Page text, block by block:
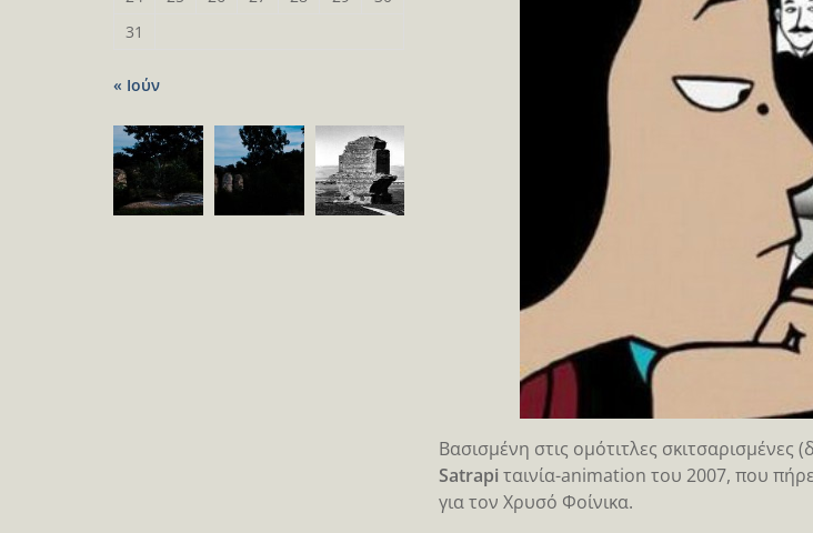
Βασισμένη στις ομότιτλες σκιτσαρισμένες
Satrapi ταινία-animation του 2007, που
για τον Χρυσό Φοίνικα.
31
« Ιούν